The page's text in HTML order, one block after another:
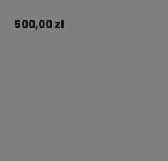
500,00 zł